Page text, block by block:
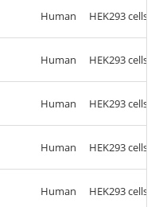
Human HEK293 cells
Human HEK293 cells
Human HEK293 cells
Human HEK293 cells
Human HEK293 cells